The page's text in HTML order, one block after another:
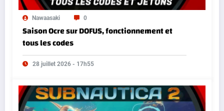
Nawaasaki 0
Saison Ocre sur DOFUS, fonctionnement et
tous les codes
28 juillet 2026 - 17h55